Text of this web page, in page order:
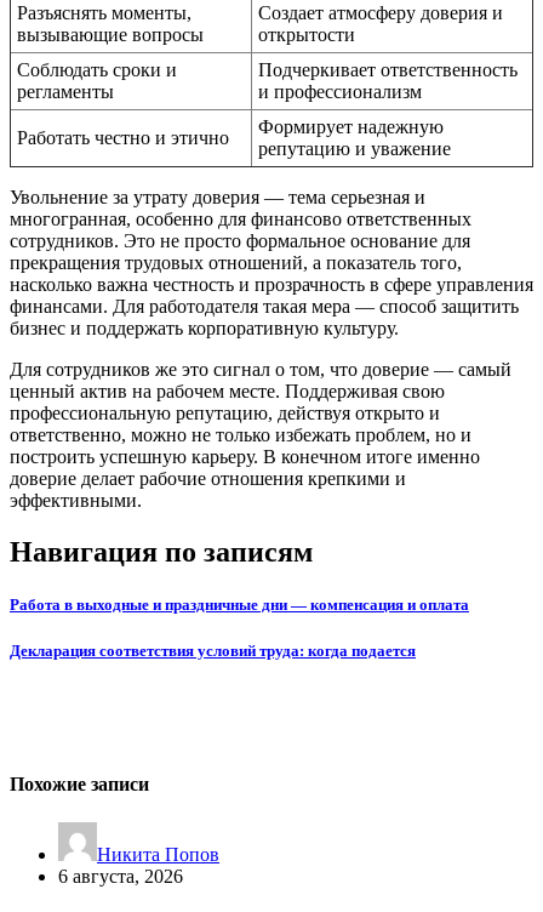
Разъяснять моменты,
вызывающие вопросы
Создает атмосферу доверия и
открытости
Соблюдать сроки и
регламенты
Подчеркивает ответственность
и профессионализм
Работать честно и этично
Формирует надежную
репутацию и уважение
Увольнение за утрату доверия — тема серьезная и
многогранная, особенно для финансово ответственных
сотрудников. Это не просто формальное основание для
прекращения трудовых отношений, а показатель того,
насколько важна честность и прозрачность в сфере управления
финансами. Для работодателя такая мера — способ защитить
бизнес и поддержать корпоративную культуру.
Для сотрудников же это сигнал о том, что доверие — самый
ценный актив на рабочем месте. Поддерживая свою
профессиональную репутацию, действуя открыто и
ответственно, можно не только избежать проблем, но и
построить успешную карьеру. В конечном итоге именно
доверие делает рабочие отношения крепкими и
эффективными.
Навигация по записям
Работа в выходные и праздничные дни — компенсация и оплата
Декларация соответствия условий труда: когда подается
Похожие записи
Никита Попов
6 августа, 2026